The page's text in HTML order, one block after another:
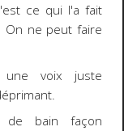
ce qui l'a fait
On ne peut faire
voix juste
de bain façon